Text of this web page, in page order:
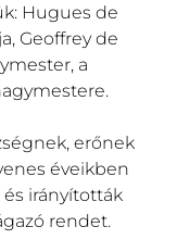
Hugues de
Geoffrey de
a
erőnek
éveikben
és irányították
rendet.